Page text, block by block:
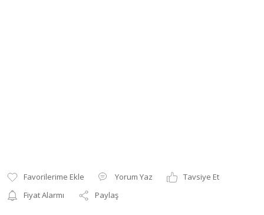
Yorum Yaz
Tavsiye Et
Fiyat Alarmı
Paylaş